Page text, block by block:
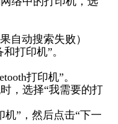
自动搜索失败）
打印机”。
打印机”。
，选择“我需要的打
机”，然后点击“下一